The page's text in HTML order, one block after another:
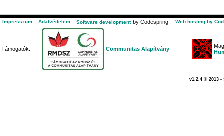
Impresszum Adatvédelem Software development by Codespring. Web hosting by
Támogatók: Communitas Alapítvány
v1.2.4 © 2013